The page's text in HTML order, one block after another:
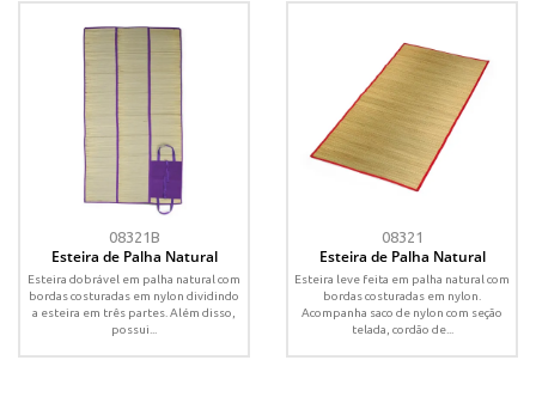
08321B
Esteira de Palha Natural
Esteira dobrável em palha natural com
bordas costuradas em nylon dividindo
a esteira em três partes. Além disso,
possui...
08321
Esteira de Palha Natural
Esteira leve feita em palha natural com
bordas costuradas em nylon.
Acompanha saco de nylon com seção
telada, cordão de...